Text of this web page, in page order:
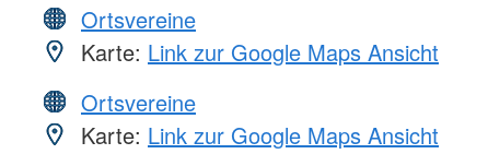
Ortsvereine
Karte: Link zur Google Maps Ansicht
Ortsvereine
Karte: Link zur Google Maps Ansicht